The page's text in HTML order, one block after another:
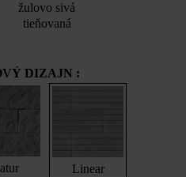
žulovo sivá
tieňovaná
DIZAJN :
Linear